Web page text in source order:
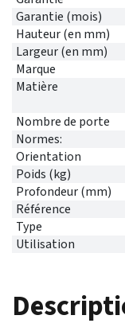
Garantie (mois)
Hauteur (en mm)
Largeur (en mm)
Marque
Matière
Nombre de porte
Normes:
Orientation
Poids (kg)
Profondeur (mm)
Référence
Type
Utilisation